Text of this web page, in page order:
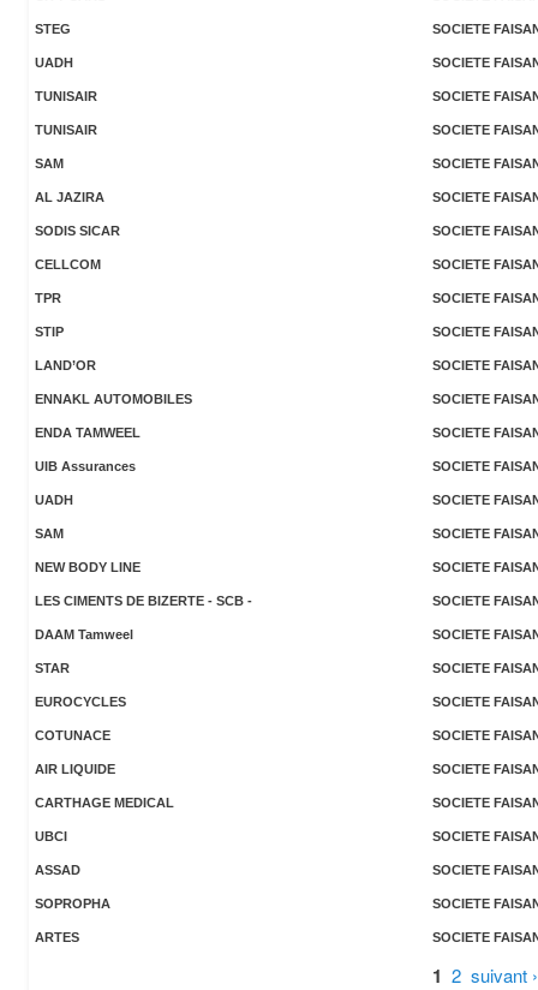
STEG SOCIETE
UADH SOCIETE
TUNISAIR SOCIETE
TUNISAIR SOCIETE
SAM SOCIETE
AL JAZIRA SOCIETE
SODIS SICAR SOCIETE
CELLCOM SOCIETE
TPR SOCIETE
STIP SOCIETE
LAND’OR SOCIETE
ENNAKL AUTOMOBILES SOCIETE
ENDA TAMWEEL SOCIETE
UIB Assurances SOCIETE
UADH SOCIETE
SAM SOCIETE
NEW BODY LINE SOCIETE
LES CIMENTS DE BIZERTE - SCB - SOCIETE
DAAM Tamweel SOCIETE
STAR SOCIETE
EUROCYCLES SOCIETE
COTUNACE SOCIETE
AIR LIQUIDE SOCIETE
CARTHAGE MEDICAL SOCIETE
UBCI SOCIETE
ASSAD SOCIETE
SOPROPHA SOCIETE
ARTES SOCIETE
1 2 suivant ›